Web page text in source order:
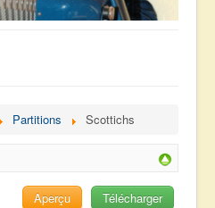
Partitions Scottichs
Télécharger
Aperçu